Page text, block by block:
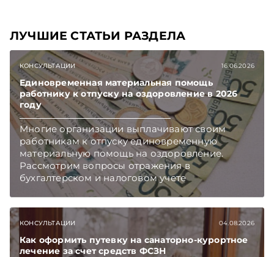
ЛУЧШИЕ СТАТЬИ РАЗДЕЛА
КОНСУЛЬТАЦИИ 16.06.2026
Единовременная материальная помощь
работнику к отпуску на оздоровление в 2026
году
Многие организации выплачивают своим
работникам к отпуску единовременную
материальную помощь на оздоровление.
Рассмотрим вопросы отражения в
бухгалтерском и налоговом учете
хозяйственных операций по начислению и
Подписывайтесь на Telegram‑канал и Viber.
Главное об экономике Беларуси — раньше,
чем в новостях TelegramViber
КОНСУЛЬТАЦИИ 04.08.2026
Как оформить путевку на санаторно-курортное
лечение за счет средств ФСЗН